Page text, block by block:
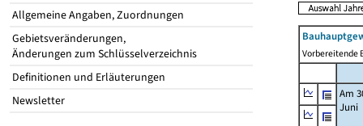
Allgemeine Angaben, Zuordnungen
Gebietsveränderungen,
Änderungen zum Schlüsselverzeichnis
Definitionen und Erläuterungen
Newsletter
Vorbereitende
Am
Juni